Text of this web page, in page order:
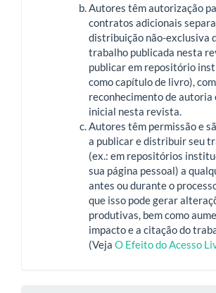
Autores têm autorização
contratos adicionais
distribuição não-exclusiva
trabalho publicada nesta
publicar em repositório
como capítulo de livro), com
reconhecimento de autoria
inicial nesta revista.
Autores têm permissão e
a publicar e distribuir seu
(ex.: em repositórios
sua página pessoal) a
antes ou durante o
que isso pode gerar
produtivas, bem como
impacto e a citação do
(Veja O Efeito do Acesso